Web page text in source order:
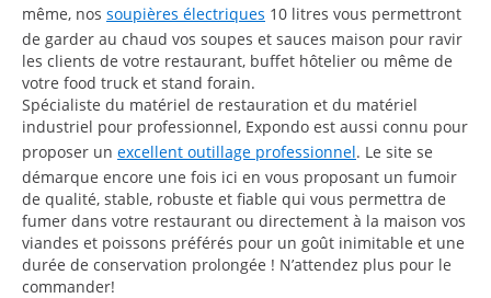
même, nos soupières électriques 10 litres vous permettront
de garder au chaud vos soupes et sauces maison pour ravir
les clients de votre restaurant, buffet hôtelier ou même de
votre food truck et stand forain.
Spécialiste du matériel de restauration et du matériel
industriel pour professionnel, Expondo est aussi connu pour
proposer un excellent outillage professionnel. Le site se
démarque encore une fois ici en vous proposant un fumoir
de qualité, stable, robuste et fiable qui vous permettra de
fumer dans votre restaurant ou directement à la maison vos
viandes et poissons préférés pour un goût inimitable et une
durée de conservation prolongée ! N’attendez plus pour le
commander!